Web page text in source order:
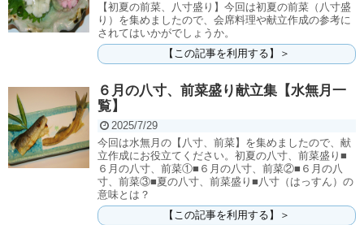
【初夏の前菜、八寸盛り】今回は初夏の前菜（八寸盛
り）を集めましたので、会席料理や献立作成の参考に
されてはいかがでしょうか。
【この記事を利用する】＞
６月の八寸、前菜盛り献立集【水無月一
覧】
2025/7/29
今回は水無月の【八寸、前菜】を集めましたので、献
立作成にお役立てください。初夏の八寸、前菜盛り■
６月の八寸、前菜①■６月の八寸、前菜②■６月の八
寸、前菜③■夏の八寸、前菜盛り■八寸（はっすん）の
意味とは？
【この記事を利用する】＞